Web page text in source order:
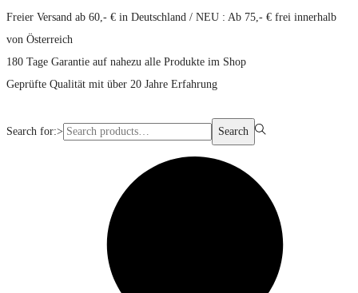
Freier Versand ab 60,- € in Deutschland / NEU : Ab 75,- € frei innerhalb
von Österreich
180 Tage Garantie auf nahezu alle Produkte im Shop
Geprüfte Qualität mit über 20 Jahre Erfahrung
Search for:> Search